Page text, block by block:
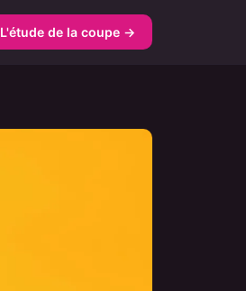
L'étude de la coupe →